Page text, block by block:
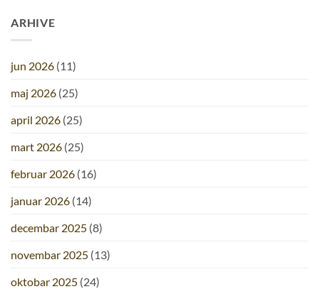
ARHIVE
jun 2026 (11)
maj 2026 (25)
april 2026 (25)
mart 2026 (25)
februar 2026 (16)
januar 2026 (14)
decembar 2025 (8)
novembar 2025 (13)
oktobar 2025 (24)